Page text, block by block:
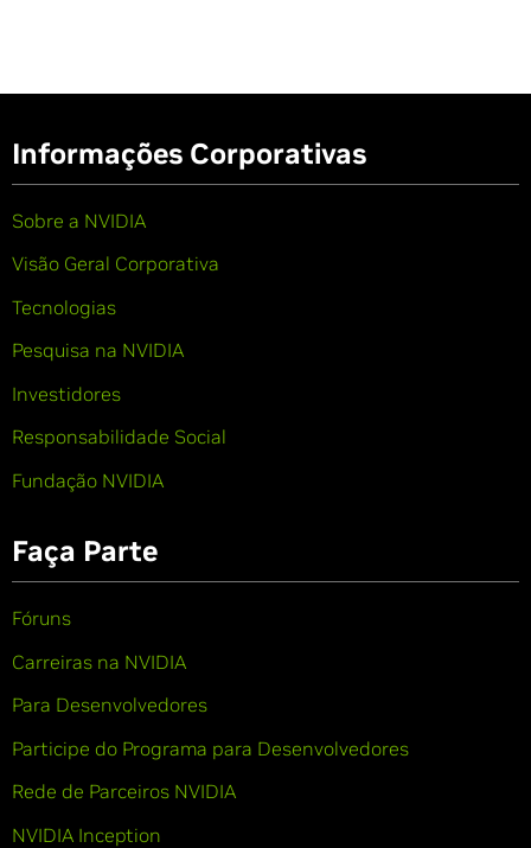
Informações Corporativas
Sobre a NVIDIA
Visão Geral Corporativa
Tecnologias
Pesquisa na NVIDIA
Investidores
Responsabilidade Social
Fundação NVIDIA
Faça Parte
Fóruns
Carreiras na NVIDIA
Para Desenvolvedores
Participe do Programa para Desenvolvedores
Rede de Parceiros NVIDIA
NVIDIA Inception